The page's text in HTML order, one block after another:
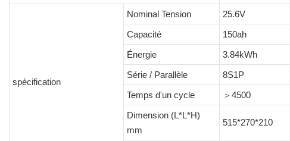
spécification
Nominal Tension 25.6V
Capacité
150ah
Énergie
3.84kWh
Série / Parallèle
8S1P
Temps d'un cycle
＞4500
Dimension (L*L*H)
mm
515*270*210